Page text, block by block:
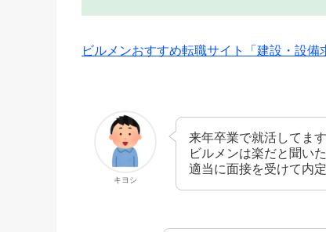
ビルメンおすすめ転職サイト「建設・設備
キヨシ
来年卒業で就活してます
ビルメンは楽だと聞い
適当に面接を受けて内